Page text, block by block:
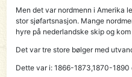
Men det var nordmenn i Amerika
stor sjøfartsnasjon. Mange
hyre på nederlandske skip og
Det var tre store bølger med
Dette var i: 1866-1873,1870-1890